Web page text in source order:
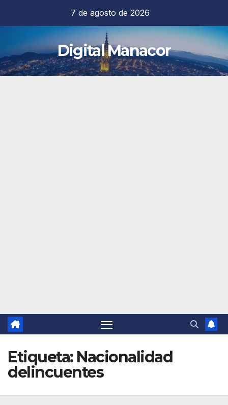
contenido
7 de agosto de 2026
Digital Manacor
Etiqueta: Nacionalidad
delincuentes